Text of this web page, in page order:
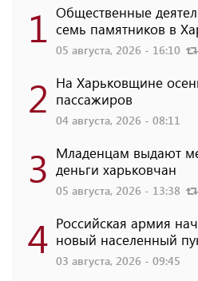
1 Общественные
семь памятников в
05 августа, 2026 - 16:10
2 На Харьковщине
пассажиров
04 августа, 2026 - 08:11
3 Младенцам выдают
деньги харьковчан
05 августа, 2026 - 13:38
4 Российская армия
новый населенный
03 августа, 2026 - 09:45